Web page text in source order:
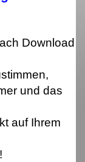
Download
und das
auf Ihrem